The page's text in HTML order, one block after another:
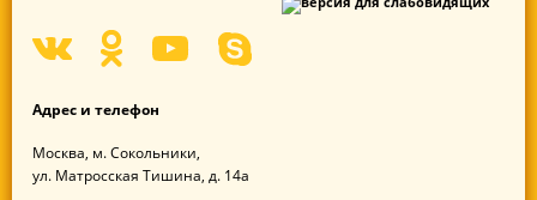
Адрес и телефон
Москва, м. Сокольники,
ул. Матросская Тишина,д. 14а